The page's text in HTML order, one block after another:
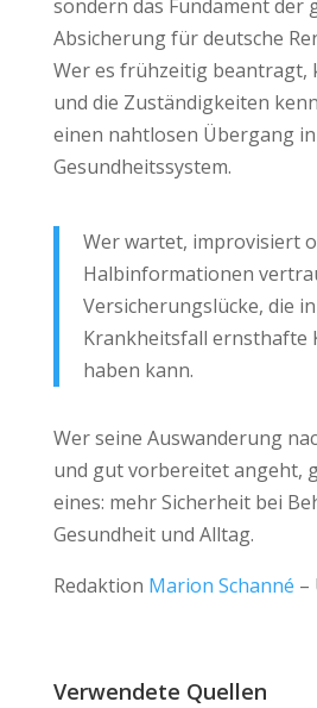
sondern das Fundament der
Absicherung für deutsche
Wer es frühzeitig beantragt,
und die Zuständigkeiten
einen nahtlosen Übergang
Gesundheitssystem.
Wer wartet, improvisiert
Halbinformationen
Versicherungslücke, die
Krankheitsfall ernsthafte
haben kann.
Wer seine Auswanderung
und gut vorbereitet angeht,
eines: mehr Sicherheit bei
Gesundheit und Alltag.
Redaktion Marion Schanné –
Verwendete Quellen